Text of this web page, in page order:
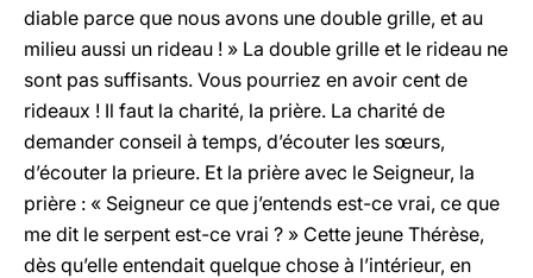
diable parce que nous avons une double grille, et au
milieu aussi un rideau ! » La double grille et le rideau ne
sont pas suffisants. Vous pourriez en avoir cent de
rideaux ! Il faut la charité, la prière. La charité de
demander conseil à temps, d’écouter les sœurs,
d’écouter la prieure. Et la prière avec le Seigneur, la
prière : « Seigneur ce que j’entends est-ce vrai, ce que
me dit le serpent est-ce vrai ? » Cette jeune Thérèse,
dès qu’elle entendait quelque chose à l’intérieur, en